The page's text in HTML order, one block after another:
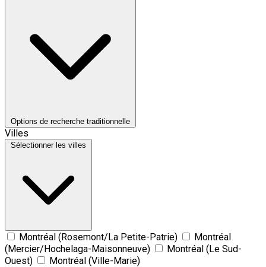
Options de recherche traditionnelle
Villes
Sélectionner les villes
Montréal (Rosemont/La Petite-Patrie)
Montréal
(Mercier/Hochelaga-Maisonneuve)
Montréal (Le Sud-
Ouest)
Montréal (Ville-Marie)